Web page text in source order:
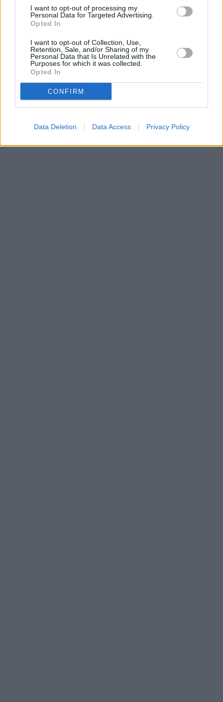
I want to opt-out of processing my
Personal Data for Targeted Advertising.
Opted In
I want to opt-out of Collection, Use,
Retention, Sale, and/or Sharing of my
Personal Data that Is Unrelated with the
Purposes for which it was collected.
Opted In
CONFIRM
Data Deletion Data Access Privacy Policy